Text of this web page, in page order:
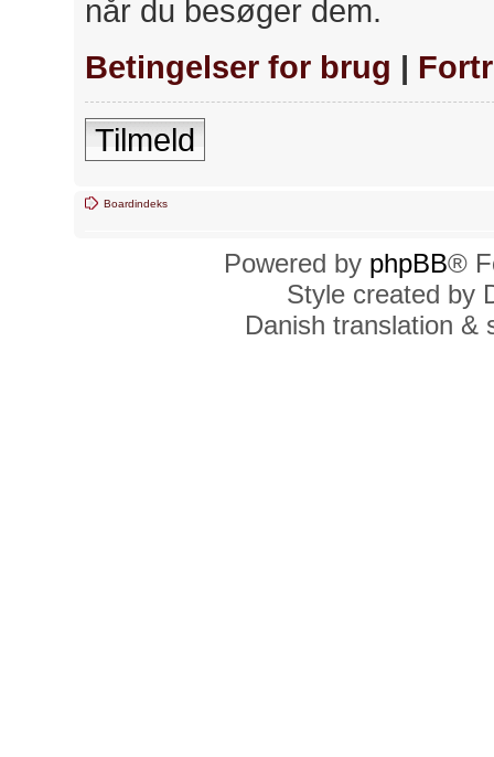
når du besøger dem.
Betingelser for brug |
Tilmeld
Boardindeks
Powered by phpBB®
Style created by
Danish translation &